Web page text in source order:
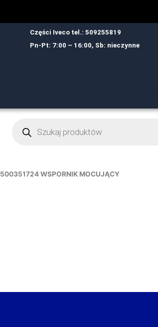
Części Iveco tel.: 509255819
Pn-Pt: 7:00 – 16:00, Sb: nieczynne
produktów
500351724 WSPORNIK MOCUJĄCY